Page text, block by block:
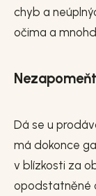
chyb a
očima a
Dá se u
má dokonce
v blízkosti za
opodstatněné